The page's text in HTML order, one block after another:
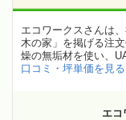
エコワークスさんは
木の家」を掲げる注
燥の無垢材を使い、
口コミ・坪単価を見る
エコ